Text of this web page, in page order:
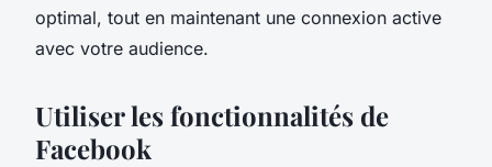
optimal, tout en maintenant une connexion active
avec votre audience.
Utiliser les fonctionnalités de
Facebook